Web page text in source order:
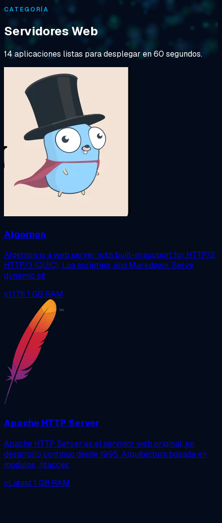
CATEGORÍA
Servidores Web
14 aplicaciones listas para desplegar en 60 segundos.
Algernon
Algernon is a web server with built-in support for HTTP/2,
HTTP/3 (QUIC), Lua scripting, and Markdown. Serve
dynamic sit
v1.17.11 1 GB RAM
Apache HTTP Server
Apache HTTP Server es el servidor web original, en
desarrollo continuo desde 1995. Arquitectura basada en
módulos, .htacces
vLatest1 GB RAM